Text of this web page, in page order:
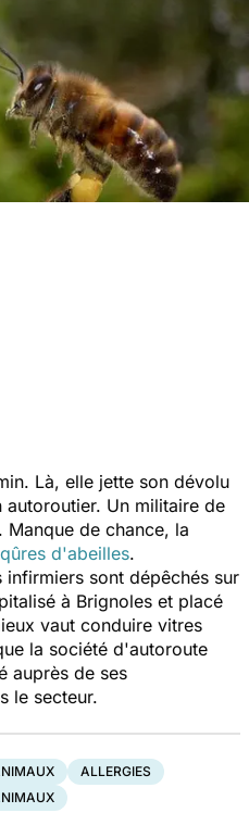
Là, elle jette son dévolu
Un militaire de
de chance, la
d'abeilles.
sont dépêchés sur
à Brignoles et placé
vaut conduire vitres
la société d'autoroute
auprès de ses
le secteur.
ALLERGIES